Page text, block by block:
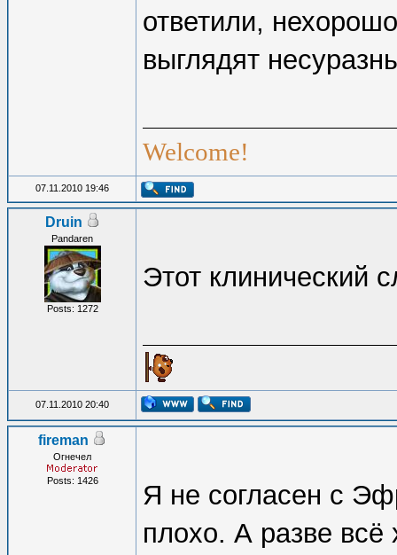
ответили,
выглядят
Welcome!
07.11.2010 19:46
Druin
Pandaren
Posts: 1272
Этот клинический
07.11.2010 20:40
fireman
Огнечел
Posts: 1426
Я не согласен с
плохо. А разве